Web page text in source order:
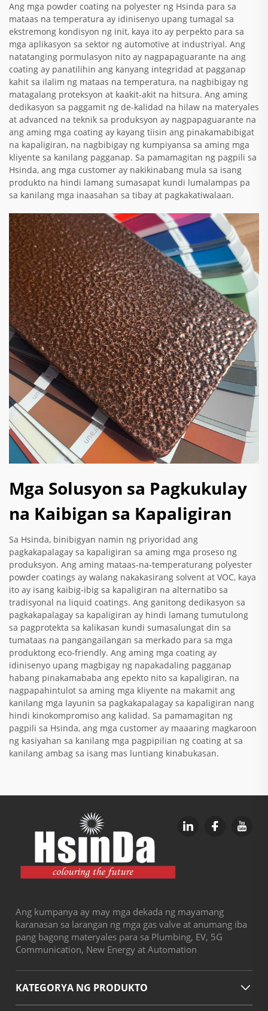
Ang mga powder coating na polyester ng Hsinda para sa
mataas na temperatura ay idinisenyo upang tumagal sa
ekstremong kondisyon ng init, kaya ito ay perpekto para sa
mga aplikasyon sa sektor ng automotive at industriyal. Ang
natatanging pormulasyon nito ay nagpapaguarante na ang
coating ay panatilihin ang kanyang integridad at pagganap
kahit sa ilalim ng mataas na temperatura, na nagbibigay ng
matagalang proteksyon at kaakit-akit na hitsura. Ang aming
dedikasyon sa paggamit ng de-kalidad na hilaw na materyales
at advanced na teknik sa produksyon ay nagpapaguarante na
ang aming mga coating ay kayang tiisin ang pinakamabibigat
na kapaligiran, na nagbibigay ng kumpiyansa sa aming mga
kliyente sa kanilang pagganap. Sa pamamagitan ng pagpili sa
Hsinda, ang mga customer ay nakikinabang mula sa isang
produkto na hindi lamang sumasapat kundi lumalampas pa
sa kanilang mga inaasahan sa tibay at pagkakatiwalaan.
Mga Solusyon sa Pagkukulay
na Kaibigan sa Kapaligiran
Sa Hsinda, binibigyan namin ng priyoridad ang
pagkakapalagay sa kapaligiran sa aming mga proseso ng
produksyon. Ang aming mataas-na-temperaturang polyester
powder coatings ay walang nakakasirang solvent at VOC, kaya
ito ay isang kaibig-ibig sa kapaligiran na alternatibo sa
tradisyonal na liquid coatings. Ang ganitong dedikasyon sa
pagkakapalagay sa kapaligiran ay hindi lamang tumutulong
sa pagprotekta sa kalikasan kundi sumasalungat din sa
tumataas na pangangailangan sa merkado para sa mga
produktong eco-friendly. Ang aming mga coating ay
idinisenyo upang magbigay ng napakadaling pagganap
habang pinakamababa ang epekto nito sa kapaligiran, na
nagpapahintulot sa aming mga kliyente na makamit ang
kanilang mga layunin sa pagkakapalagay sa kapaligiran nang
hindi kinokompromiso ang kalidad. Sa pamamagitan ng
pagpili sa Hsinda, ang mga customer ay maaaring magkaroon
ng kasiyahan sa kanilang mga pagpipilian ng coating at sa
kanilang ambag sa isang mas luntiang kinabukasan.
Ang kumpanya ay may mga dekada ng mayamang
karanasan sa larangan ng mga gas valve at anumang iba
pang bagong materyales para sa Plumbing, EV, 5G
Communication, New Energy at Automation
KATEGORYA NG PRODUKTO